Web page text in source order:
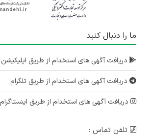
ما را دنبال کنید
دریافت آگهی های استخدام از طریق اپلیکیشن
دریافت آگهی های استخدام از طریق تلگرام
دریافت آگهی های استخدام از طریق اینستاگرام
تلفن تماس :